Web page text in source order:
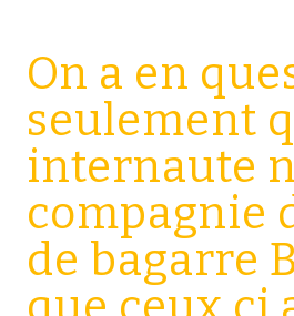
On a en
seulement
internaute
compagnie
de bagarre